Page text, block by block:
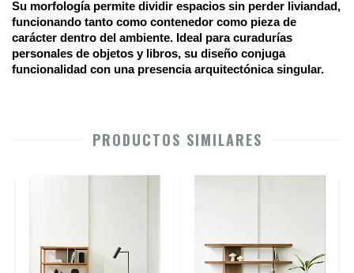
Su morfología permite dividir espacios sin perder liviandad,
funcionando tanto como contenedor como pieza de
carácter dentro del ambiente. Ideal para curadurías
personales de objetos y libros, su diseño conjuga
funcionalidad con una presencia arquitectónica singular.
PRODUCTOS SIMILARES